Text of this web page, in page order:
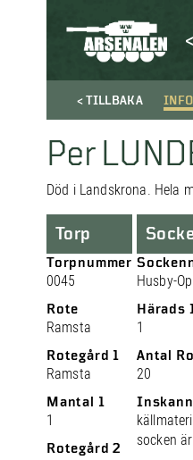
< TILLBAKA
Per
Död i Landskrona. Hela
Torp
Torpnummer
0045
Rote
Ramsta
Rotegård 1
Ramsta
Mantal 1
1
Rotegård 2
Husby-
Härads
1
Antal
20
socken